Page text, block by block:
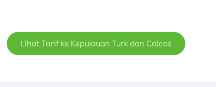
Lihat Tarif ke Kepulauan Turk dan Caicos